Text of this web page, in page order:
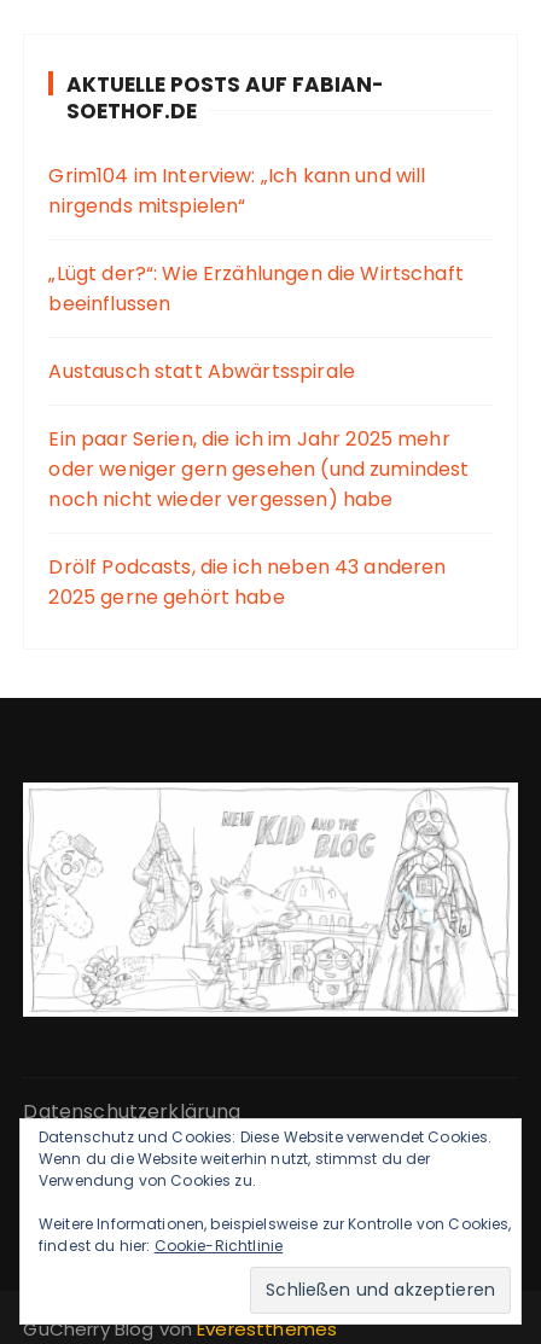
AKTUELLE POSTS AUF FABIAN-
SOETHOF.DE
Grim104 im Interview: „Ich kann und will
nirgends mitspielen“
„Lügt der?“: Wie Erzählungen die Wirtschaft
beeinflussen
Austausch statt Abwärtsspirale
Ein paar Serien, die ich im Jahr 2025 mehr
oder weniger gern gesehen (und zumindest
noch nicht wieder vergessen) habe
Drölf Podcasts, die ich neben 43 anderen
2025 gerne gehört habe
Datenschutzerklärung
Kontakt & Impressum
GuCherry Blog vonEverestthemes
Datenschutz und Cookies: Diese Website verwendet Cookies.
Wenn du die Website weiterhin nutzt, stimmst du der
Verwendung von Cookies zu.
Weitere Informationen, beispielsweise zur Kontrolle von Cookies,
findest du hier: Cookie-Richtlinie